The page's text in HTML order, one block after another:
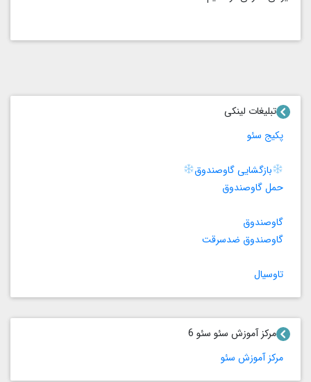
تبلیغات لینکی
پکیج سئو
بازگشایی گاوصندوق
حمل گاوصندوق
گاوصندوق
گاوصندوق ضدسرقت
تاوسیال
مرکز آموزش سئو سئو 6
مرکز آموزش سئو